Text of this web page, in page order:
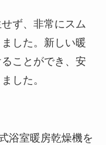
ず、非常にスム
した。新しい暖
ことができ、安
した。
浴室暖房乾燥機を